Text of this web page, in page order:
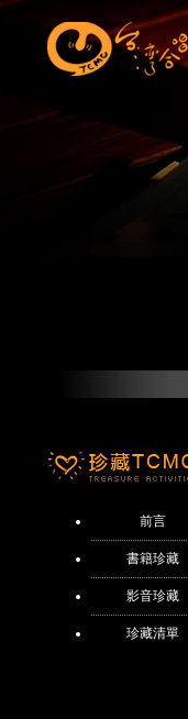
前言
書籍珍藏
影音珍藏
珍藏清單